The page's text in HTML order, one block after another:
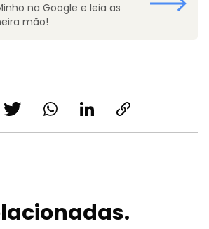
na Google e leia as
mão!